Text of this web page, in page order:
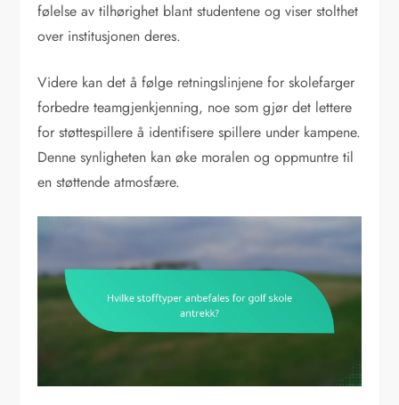
følelse av tilhørighet blant studentene og viser stolthet
over institusjonen deres.
Videre kan det å følge retningslinjene for skolefarger
forbedre teamgjenkjenning, noe som gjør det lettere
for støttespillere å identifisere spillere under kampene.
Denne synligheten kan øke moralen og oppmuntre til
en støttende atmosfære.